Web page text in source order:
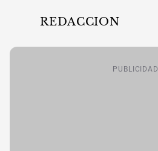
REDACCION
PUBLICIDAD